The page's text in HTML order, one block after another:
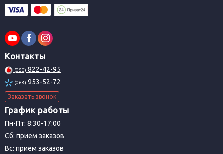
Контакты
(050) 822-42-95
(068) 953-52-72
Заказать звонок
График работы
Пн-Пт: 8:30-17:00
Сб: прием заказов
Вс: прием заказов